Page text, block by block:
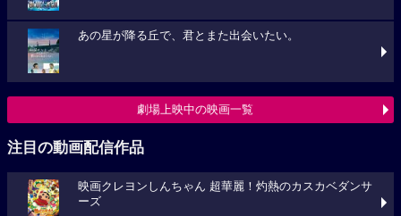
あの星が降る丘で、君とまた出会いたい。
劇場上映中の映画一覧
注目の動画配信作品
映画クレヨンしんちゃん 超華麗！灼熱のカスカベダンサ
ーズ